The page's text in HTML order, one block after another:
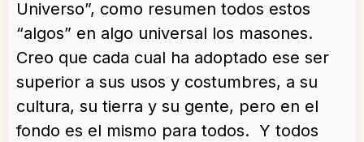
Universo”, como resumen todos estos
“algos” en algo universal los masones.
Creo que cada cual ha adoptado ese ser
superior a sus usos y costumbres, a su
cultura, su tierra y su gente, pero en el
fondo es el mismo para todos. Y todos